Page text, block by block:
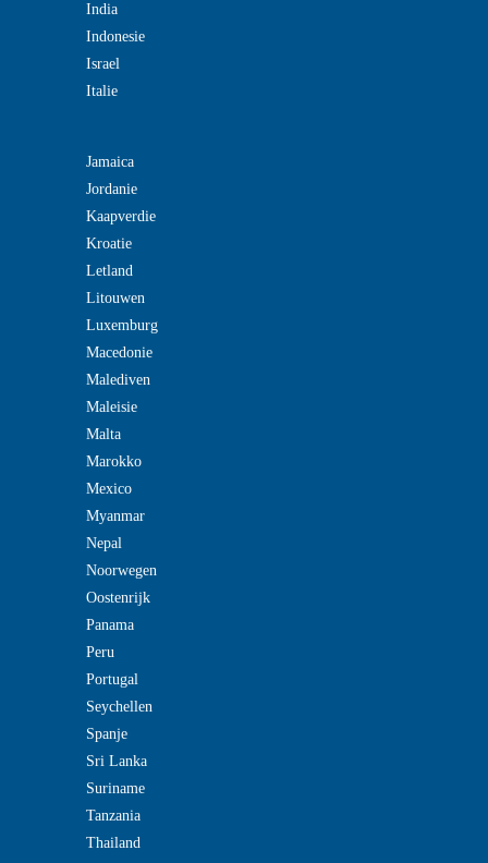
India
Indonesie
Israel
Italie
Jamaica
Jordanie
Kaapverdie
Kroatie
Letland
Litouwen
Luxemburg
Macedonie
Malediven
Maleisie
Malta
Marokko
Mexico
Myanmar
Nepal
Noorwegen
Oostenrijk
Panama
Peru
Portugal
Seychellen
Spanje
Sri Lanka
Suriname
Tanzania
Thailand